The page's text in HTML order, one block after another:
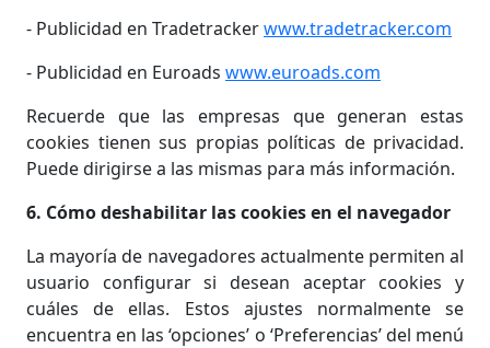
- Publicidad en Tradetrackerwww.tradetracker.com
- Publicidad en Euroads www.euroads.com
Recuerde que las empresas que generan estas
cookies tienen sus propias políticas de privacidad.
Puede dirigirse a las mismas para más información.
6. Cómo deshabilitar las cookies en el navegador
La mayoría de navegadores actualmente permiten al
usuario configurar si desean aceptar cookies y
cuáles de ellas. Estos ajustes normalmente se
encuentra en las ‘opciones’ o ‘Preferencias’ del menú